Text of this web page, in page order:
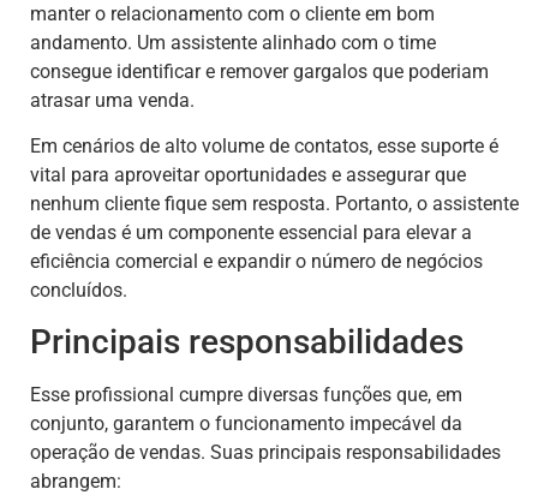
manter o relacionamento com o cliente em bom
andamento. Um assistente alinhado com o time
consegue identificar e remover gargalos que poderiam
atrasar uma venda.
Em cenários de alto volume de contatos, esse suporte é
vital para aproveitar oportunidades e assegurar que
nenhum cliente fique sem resposta. Portanto, o assistente
de vendas é um componente essencial para elevar a
eficiência comercial e expandir o número de negócios
concluídos.
Principais responsabilidades
Esse profissional cumpre diversas funções que, em
conjunto, garantem o funcionamento impecável da
operação de vendas. Suas principais responsabilidades
abrangem: